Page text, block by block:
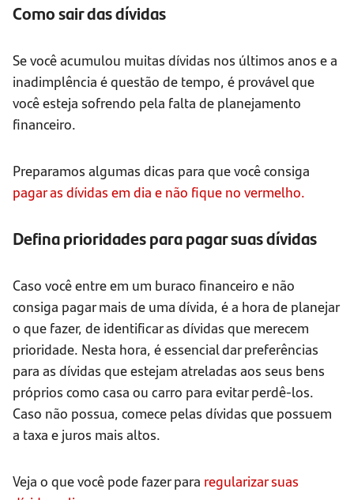
Como sair das dívidas
Se você acumulou muitas dívidas nos últimos anos e a
inadimplência é questão de tempo, é provável que
você esteja sofrendo pela falta de planejamento
financeiro.
Preparamos algumas dicas para que você consiga
pagar as dívidas em dia e não fique no vermelho.
Defina prioridades para pagar suas dívidas
Caso você entre em um buraco financeiro e não
consiga pagar mais de uma dívida, é a hora de planejar
o que fazer, de identificar as dívidas que merecem
prioridade. Nesta hora, é essencial dar preferências
para as dívidas que estejam atreladas aos seus bens
próprios como casa ou carro para evitar perdê-los.
Caso não possua, comece pelas dívidas que possuem
a taxa e juros mais altos.
Veja o que você pode fazer para regularizar suas